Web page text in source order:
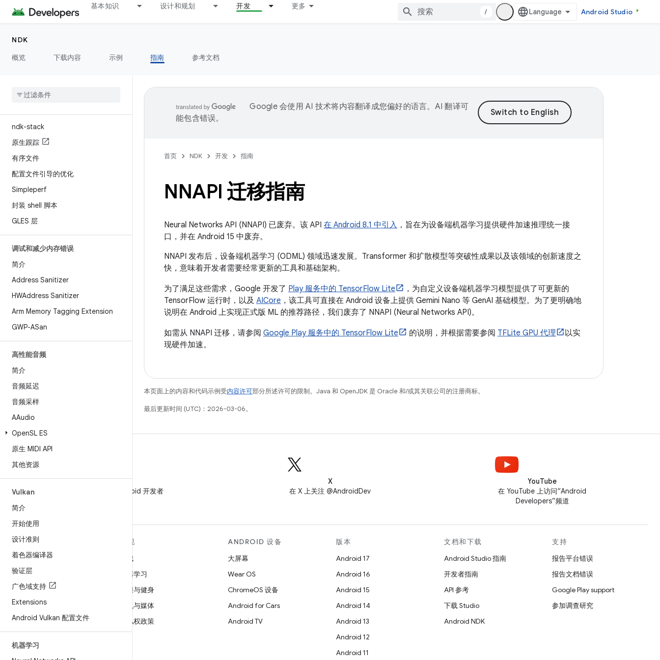
基本知识 设计和规划 开发 更多
/ Android Studio
NDK
概览
下载内容 示例 指南 参考文档
使用新版 API
调试和性能分析
通过 Android Studio 调试
ndk-stack
原生跟踪
有序文件
配置文件引导的优化
Simpleperf
封装 shell 脚本
GLES 层
调试和减少内存错误
简介
Address Sanitizer
HWAddress Sanitizer
Arm Memory Tagging Extension
GWP-ASan
高性能音频
简介
音频延迟
音频采样
AAudio
OpenSL ES
原生 MIDI API
其他资源
Vulkan
简介
开始使用
设计准则
着色器编译器
验证层
广色域支持
Extensions
Android Vulkan 配置文件
机器学习
Google 会使用 AI 技术将内容翻译成您偏好的语言。AI 翻译可
能包含错误。
首页 NDK 开发 指南
NNAPI 迁移指南
Neural Networks API (NNAPI) 已废弃。该 API 在 Android 8.1 中引入 ，旨在为设备端机器学习提供硬件加速推理统一接
口，并在 Android 15 中废弃。
NNAPI 发布后，设备端机器学习 (ODML) 领域迅速发展。Transformer 和扩散模型等突破性成果以及该领域的创新速度之
快，意味着开发者需要经常更新的工具和基础架构。
为了满足这些需求，Google 开发了 Play 服务中的 TensorFlow Lite
，为自定义设备端机器学习模型提供了可更新的
TensorFlow 运行时，以及 AICore ，该工具可直接在 Android 设备上提供 Gemini Nano 等 GenAI 基础模型。为了更明确地
说明在 Android 上实现正式版 ML 的推荐路径，我们废弃了 NNAPI (Neural Networks API)。
如需从 NNAPI 迁移，请参阅 Google Play 服务中的 TensorFlow Lite 的说明，并根据需要参阅 TFLite GPU 代理
以实
现硬件加速。
本页面上的内容和代码示例受内容许可部分所述许可的限制。Java 和 OpenJDK 是 Oracle 和/或其关联公司的注册商标。
最后更新时间 (UTC)：2026-03-06。
微信
在微信中关注 Android 开发者
X
在 X 上关注 @AndroidDev
YouTube
在 YouTube 上访问“Android
Developers”频道
关于 ANDROID
Android
适用于企业的 Android
安全
源代码
新闻
发现
游戏
机器学习
健康与健身
相机与媒体
隐私权政策
ANDROID 设备
大屏幕
Wear OS
ChromeOS 设备
Android for Cars
Android TV
版本
Android 17
Android 16
Android 15
Android 14
Android 13
Android 12
Android 11
文档和下载
Android Studio 指南
开发者指南
API 参考
下载 Studio
Android NDK
支持
报告平台错误
报告文档错误
Google Play support
参加调查研究